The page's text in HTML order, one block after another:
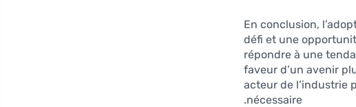
En conclusion,
défi et une
répondre à une
faveur d’un avenir
acteur de l’industrie
nécessaire.